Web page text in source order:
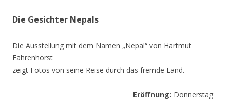
Die Gesichter Nepals
Die Ausstellung mit dem Namen „Nepal“ von Hartmut
Fahrenhorst
zeigt Fotos von seine Reise durch das fremde Land.
Eröffnung: Donnerstag